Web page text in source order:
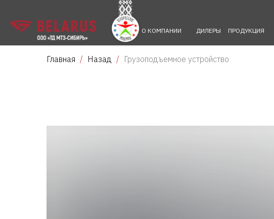
ПРОДУКЦИЯ
ДИЛЕРЫ
О КОМПАНИИ
Главная Назад Грузоподъемное устройство